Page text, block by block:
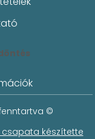
©
csapata készítette